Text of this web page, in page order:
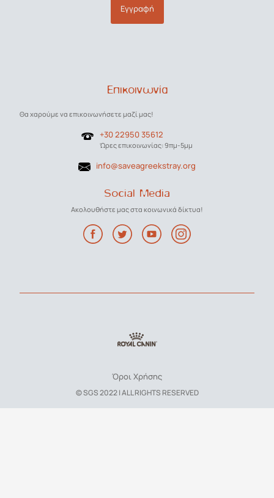
Εγγραφή
Επικοινωνία
Θα χαρούμε να επικοινωνήσετε μαζί μας!
+30 22950 35612
Ώρες επικοινωνίας: 9πμ-5μμ
info@saveagreekstray.org
Social Media
Ακολουθήστε μας στα κοινωνικά δίκτυα!
Όροι Χρήσης
© SGS 2022 | ALL RIGHTS RESERVED